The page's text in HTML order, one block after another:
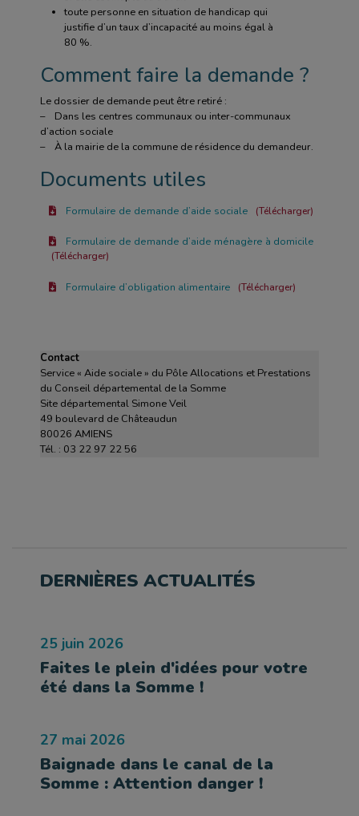
toute personne en situation de handicap qui
justifie d’un taux d’incapacité au moins égal à
80 %.
Comment faire la demande ?
Le dossier de demande peut être retiré :
– Dans les centres communaux ou inter-communaux
d’action sociale
– À la mairie de la commune de résidence du demandeur.
Documents utiles
Formulaire de demande d’aide sociale Télécharger
Formulaire de demande d’aide ménagère à domicile
Télécharger
Formulaire d’obligation alimentaire Télécharger
Contact
Service « Aide sociale » du Pôle Allocations et Prestations
du Conseil départemental de la Somme
Site départemental Simone Veil
49 boulevard de Châteaudun
80026 AMIENS
Tél. : 03 22 97 22 56
DERNIÈRES ACTUALITÉS
25 juin 2026
Faites le plein d'idées pour votre
été dans la Somme !
27 mai 2026
Baignade dans le canal de la
Somme : Attention danger !